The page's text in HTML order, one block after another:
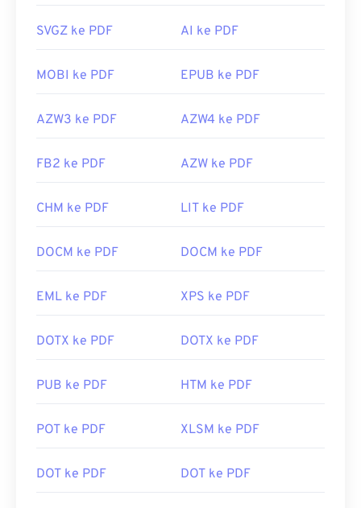
SVGZ ke PDF AI ke PDF
MOBI ke PDF EPUB ke PDF
AZW3 ke PDF AZW4 ke PDF
FB2 ke PDF AZW ke PDF
CHM ke PDF LIT ke PDF
DOCM ke PDF DOCM ke PDF
EML ke PDF XPS ke PDF
DOTX ke PDF DOTX ke PDF
PUB ke PDF HTM ke PDF
POT ke PDF XLSM ke PDF
DOT ke PDF DOT ke PDF